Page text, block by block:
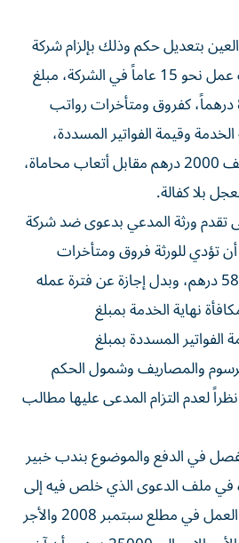
بتعديل حكم وذلك بإلزام شركة
أن تؤدي إلى ورثة موظف عمل نحو 15 عاماً في الشركة، مبلغ
مليوني و101 ألف و864 درهماً، كفروق ومتأخرات رواتب
وقيمة الفواتير المسددة،
وإلزامها الرسوم والمصاريف 2000 درهم مقابل أتعاب محاماة،
بلا كفالة.
تقدم ورثة المدعي بدعوى ضد شركة
تؤدي للورثة فروق ومتأخرات
الرواتب بمبلغ 583166.67 درهم، وبدل إجازة عن فترة عمله
ومكافأة نهاية الخدمة بمبلغ
وقيمة الفواتير المسددة بمبلغ
والرسوم والمصاريف وشمول الحكم
نظراً لعدم التزام المدعى عليها مطالب
في الدفع والموضوع بندب خبير
في ملف الدعوى الذي خلص فيه إلى
النحو التالي: بدأت علاقة العمل في مطلع سبتمبر 2008 والأجر